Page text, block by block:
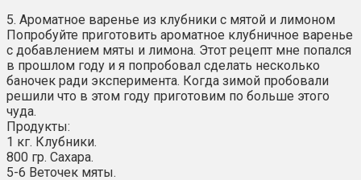
5. Ароматное варенье из клубники с мятой и лимоном
Попробуйте приготовить ароматное клубничное варенье
с добавлением мяты и лимона. Этот рецепт мне попался
в прошлом году и я попробовал сделать несколько
баночек ради эксперимента. Когда зимой пробовали
решили что в этом году приготовим по больше этого
чуда.
Продукты:
1 кг. Клубники.
800 гр. Сахара.
5-6 Веточек мяты.